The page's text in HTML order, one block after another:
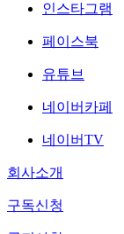
인스타그램
페이스북
유튜브
네이버카페
네이버TV
회사소개
구독신청